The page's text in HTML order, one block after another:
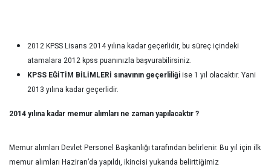
2012 KPSS Lisans 2014 yılına kadar geçerlidir, bu süreç içindeki
atamalara 2012 kpss puanınızla başvurabilirsiniz.
KPSS EĞİTİM BİLİMLERİ sınavının geçerliliği ise 1 yıl olacaktır. Yani
2013 yılına kadar geçerlidir.
2014 yılına kadar memur alımları ne zaman yapılacaktır ?
Memur alımları Devlet Personel Başkanlığı tarafından belirlenir. Bu yıl için ilk
memur alımları Haziran’da yapıldı, ikincisi yukarıda belirttiğimiz